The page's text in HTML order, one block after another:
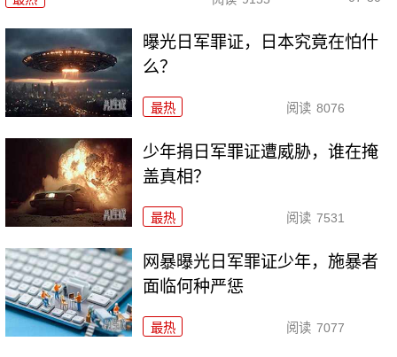
曝光日军罪证，日本究竟在怕什
么？
最热 阅读 8076
少年捐日军罪证遭威胁，谁在掩
盖真相？
最热 阅读 7531
网暴曝光日军罪证少年，施暴者
面临何种严惩
最热 阅读 7077